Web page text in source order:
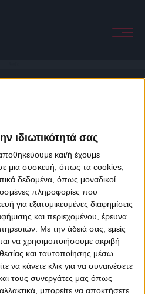
ιδιωτικότητά σας
και/ή έχουμε
μια συσκευή, όπως τα cookies,
δεδομένα, όπως μοναδικοί
πληροφορίες που
για εξατομικευμένες διαφημίσεις
και περιεχομένου, έρευνα
Με την άδειά σας, εμείς
να χρησιμοποιήσουμε ακριβή
και ταυτοποίησης μέσω
κάνετε κλικ για να συναινέσετε
τους συνεργάτες μας όπως
μπορείτε να αποκτήσετε
Terms & Conditions
Privacy Policy
colors&Fotis Alexandrou